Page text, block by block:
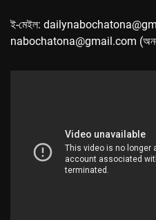
ই-মেইল:
nabochatona@gmail.com